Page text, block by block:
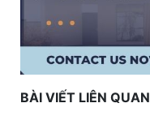
BÀI VIẾT LIÊN QUAN